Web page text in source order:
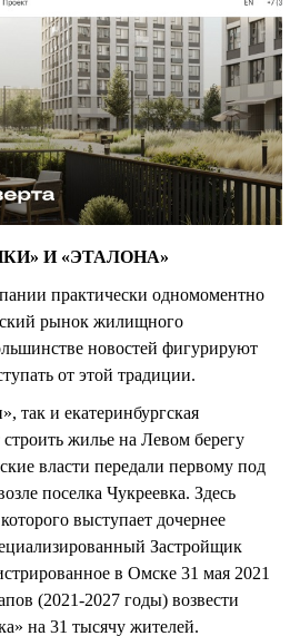
И «ЭТАЛОНА»
практически одномоментно
рынок жилищного
новостей фигурируют
от этой традиции.
так и екатеринбургская
жилье на Левом берегу
власти передали первому под
поселка Чукреевка. Здесь
выступает дочернее
Застройщик
в Омске 31 мая 2021
(2021-2027 годы) возвести
на 31 тысячу жителей.